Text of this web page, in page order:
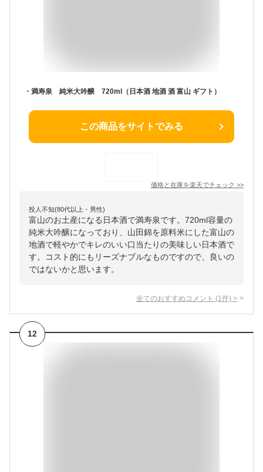
・満寿泉 純米大吟醸 720ml（日本酒 地酒 酒 富山 ギフト）
この商品をサイトでみる
価格と在庫を楽天でチェック >>
投人不知(80代以上・男性)
富山のお土産になる日本酒で満寿泉です。720ml容量の
純米大吟醸になっており、山田錦を原料米にした富山の
地酒で軽やかでキレのいい口当たりの美味しい日本酒で
す。コスト的にもリーズナブルなものですので、良いの
ではないかと思います。
全てのおすすめコメント (1 件) >
12